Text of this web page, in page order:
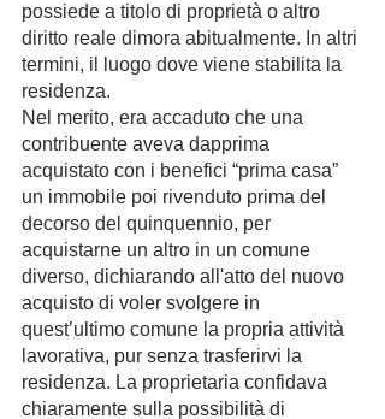
possiede a titolo di proprietà o altro
diritto reale dimora abitualmente. In altri
termini, il luogo dove viene stabilita la
residenza.
Nel merito, era accaduto che una
contribuente aveva dapprima
acquistato con i benefici “prima casa”
un immobile poi rivenduto prima del
decorso del quinquennio, per
acquistarne un altro in un comune
diverso, dichiarando all'atto del nuovo
acquisto di voler svolgere in
quest’ultimo comune la propria attività
lavorativa, pur senza trasferirvi la
residenza. La proprietaria confidava
chiaramente sulla possibilità di